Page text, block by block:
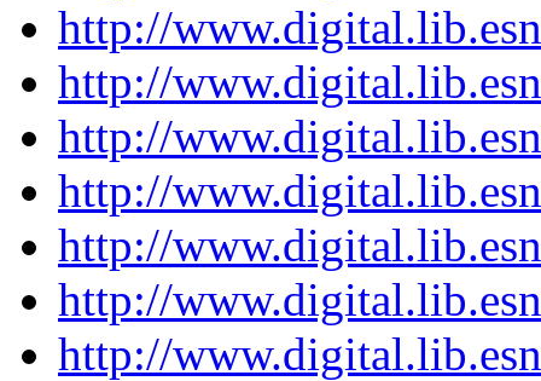
http://
http://
http://
http://
http://
http://
http://